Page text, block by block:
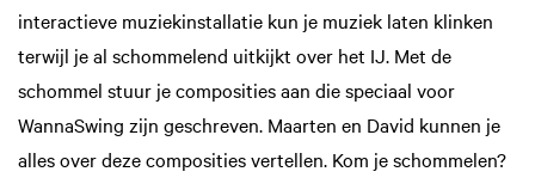
interactieve muziekinstallatie kun je muziek laten klinken
terwijl je al schommelend uitkijkt over het IJ. Met de
schommel stuur je composities aan die speciaal voor
WannaSwing zijn geschreven. Maarten en David kunnen je
alles over deze composities vertellen. Kom je schommelen?